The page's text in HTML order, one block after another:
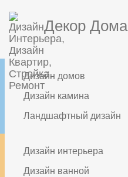
Декор Дома
Дизайн домов
Дизайн камина
Ландшафтный дизайн
Дизайн интерьера
Дизайн ванной